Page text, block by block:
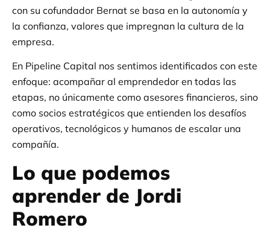
con su cofundador Bernat se basa en la autonomía y
la confianza, valores que impregnan la cultura de la
empresa.
En Pipeline Capital nos sentimos identificados con este
enfoque: acompañar al emprendedor en todas las
etapas, no únicamente como asesores financieros, sino
como socios estratégicos que entienden los desafíos
operativos, tecnológicos y humanos de escalar una
compañía.
Lo que podemos
aprender de Jordi
Romero